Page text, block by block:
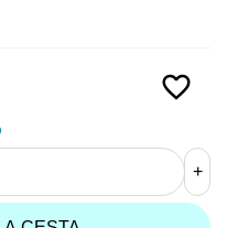
favorite_border
+